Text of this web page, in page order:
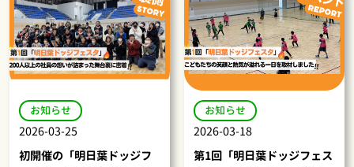
お知らせ
2026-03-25
初開催の「明日葉ドッジフ
お知らせ
2026-03-18
第1回「明日葉ドッジフェス